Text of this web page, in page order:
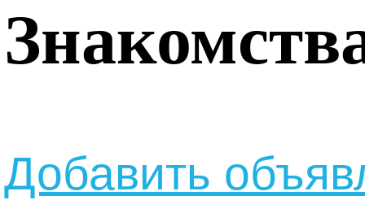
Добавить